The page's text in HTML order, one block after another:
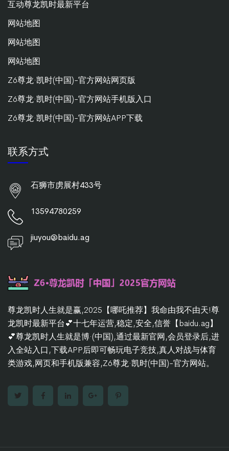
互动尊龙凯时最新平台
网站地图
网站地图
网站地图
Z6尊龙·凯时(中国)-官方网站网页版
Z6尊龙·凯时(中国)-官方网站手机版入口
Z6尊龙·凯时(中国)-官方网站APP下载
联系方式
石狮市虏展村433号
13594780259
jiuyou@baidu.ag
尊龙凯时人生就是赢,2025【哪吒推荐】我命由我不由天!尊
龙凯时最新平台💕十七年运营,稳定,安全,信誉【baidu.ag】
💕尊龙凯时人生就是博·(中国),通过最新官网,会员登录后,进
入全站入口,下载APP后即可畅玩电子竞技,真人对战与体育
类游戏,网页和手机版兼容,Z6尊龙·凯时(中国)-官方网站。